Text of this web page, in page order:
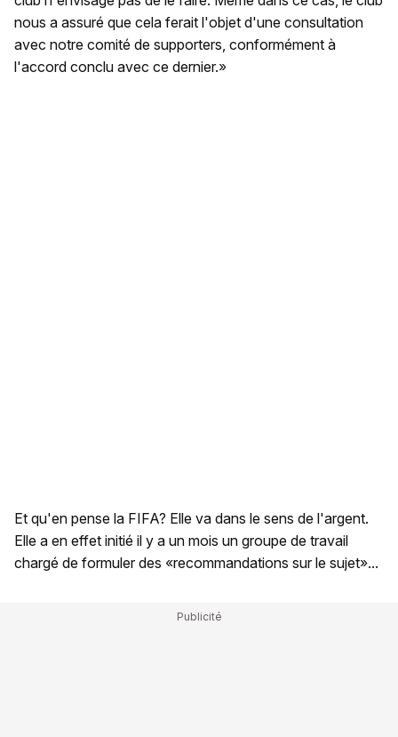
nous a assuré que cela ferait l'objet d'une consultation
avec notre comité de supporters, conformément à
l'accord conclu avec ce dernier.»
Et qu'en pense la FIFA? Elle va dans le sens de l'argent.
Elle a en effet initié il y a un mois un groupe de travail
chargé de formuler des «recommandations sur le sujet»...